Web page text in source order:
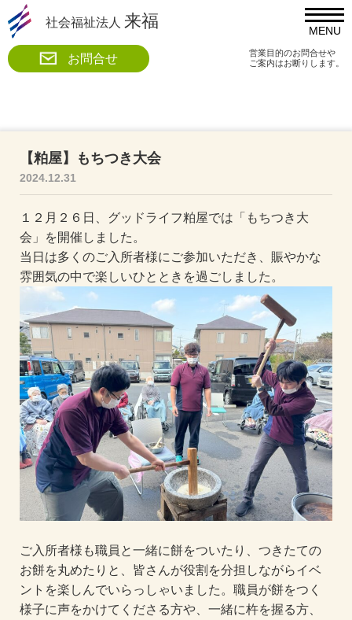
MENU
社会福祉法人 来福
お問合せ
営業目的のお問合せや
ご案内はお断りします。
【粕屋】もちつき大会
2024.12.31
１２月２６日、グッドライフ粕屋では「もちつき大
会」を開催しました。
当日は多くのご入所者様にご参加いただき、賑やかな
雰囲気の中で楽しいひとときを過ごしました。
ご入所者様も職員と一緒に餅をついたり、つきたての
お餅を丸めたりと、皆さんが役割を分担しながらイベ
ントを楽しんでいらっしゃいました。職員が餅をつく
様子に声をかけてくださる方や、一緒に杵を握る方、